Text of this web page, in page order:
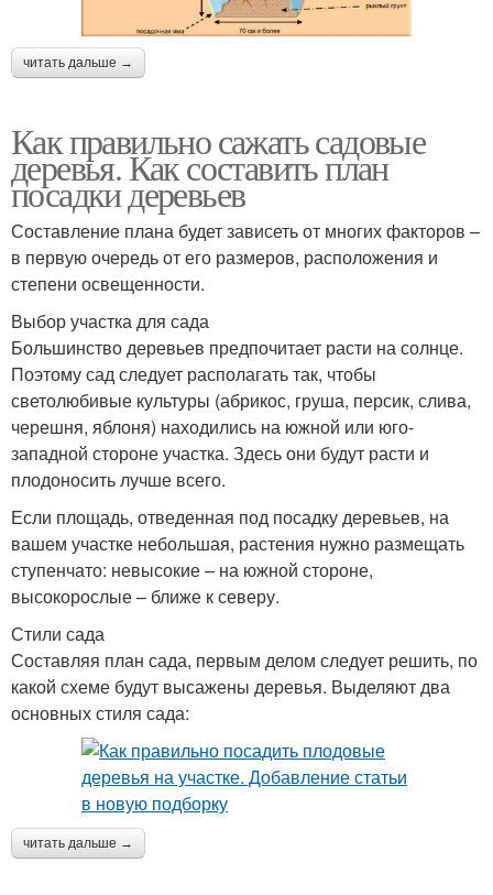
читать дальше →
Как правильно сажать садовые
деревья. Как составить план
посадки деревьев
Составление плана будет зависеть от многих факторов –
в первую очередь от его размеров, расположения и
степени освещенности.
Выбор участка для сада
Большинство деревьев предпочитает расти на солнце.
Поэтому сад следует располагать так, чтобы
светолюбивые культуры (абрикос, груша, персик, слива,
черешня, яблоня) находились на южной или юго-
западной стороне участка. Здесь они будут расти и
плодоносить лучше всего.
Если площадь, отведенная под посадку деревьев, на
вашем участке небольшая, растения нужно размещать
ступенчато: невысокие – на южной стороне,
высокорослые – ближе к северу.
Стили сада
Составляя план сада, первым делом следует решить, по
какой схеме будут высажены деревья. Выделяют два
основных стиля сада:
читать дальше →